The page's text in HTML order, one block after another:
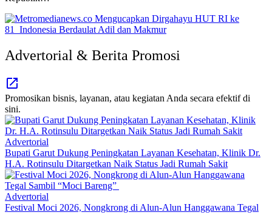
Advertorial & Berita Promosi
Promosikan bisnis, layanan, atau kegiatan Anda secara efektif di
sini.
Advertorial
Bupati Garut Dukung Peningkatan Layanan Kesehatan, Klinik Dr.
H.A. Rotinsulu Ditargetkan Naik Status Jadi Rumah Sakit
Advertorial
Festival Moci 2026, Nongkrong di Alun-Alun Hanggawana Tegal